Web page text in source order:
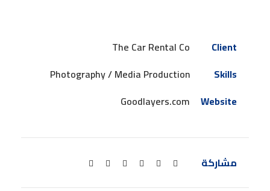
Client
The Car Rental Co
Skills
Photography / Media Production
Website
Goodlayers.com
مشاركة